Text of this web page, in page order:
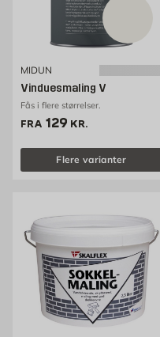
MIDUN
Vinduesmaling V
Fås i flere størrelser.
FRA Pris 129 kr. /stk
129 KR.
Flere varianter